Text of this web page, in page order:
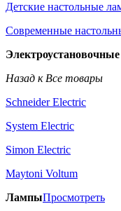
Детские настольные
Современные
Электроустановочные
Назад к Все товары
Schneider Electric
System Electric
Simon Electric
Maytoni Voltum
ЛампыПросмотреть